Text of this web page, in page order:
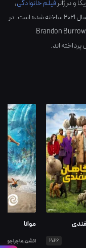
و در ژانرفیلم خانوادگی,
2021ساخته شده است. در
Brandon
اند.
2026
موانا
اکشن,ماجراجویی